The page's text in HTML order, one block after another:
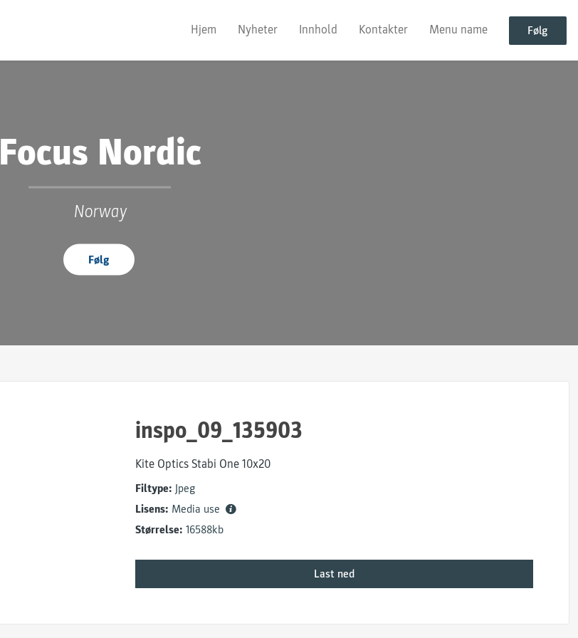
Hjem Nyheter Innhold Kontakter Menu name Følg
Focus Nordic
Norway
Følg
inspo_09_135903
Kite Optics Stabi One 10x20
Filtype: Jpeg
Lisens: Media use
Størrelse: 16588kb
Last ned